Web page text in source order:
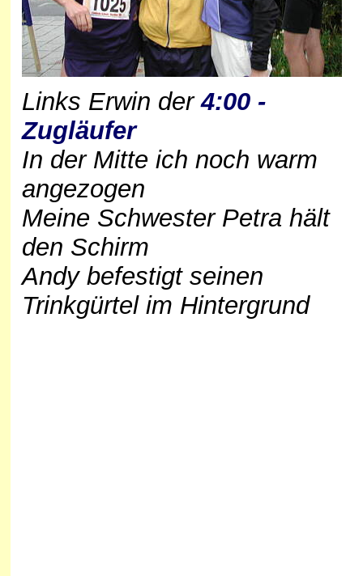
Links Erwin der4:00 -
Zugläufer
In der Mitte ich noch warm
angezogen
Meine Schwester Petra hält
den Schirm
Andy befestigt seinen
Trinkgürtel im Hintergrund